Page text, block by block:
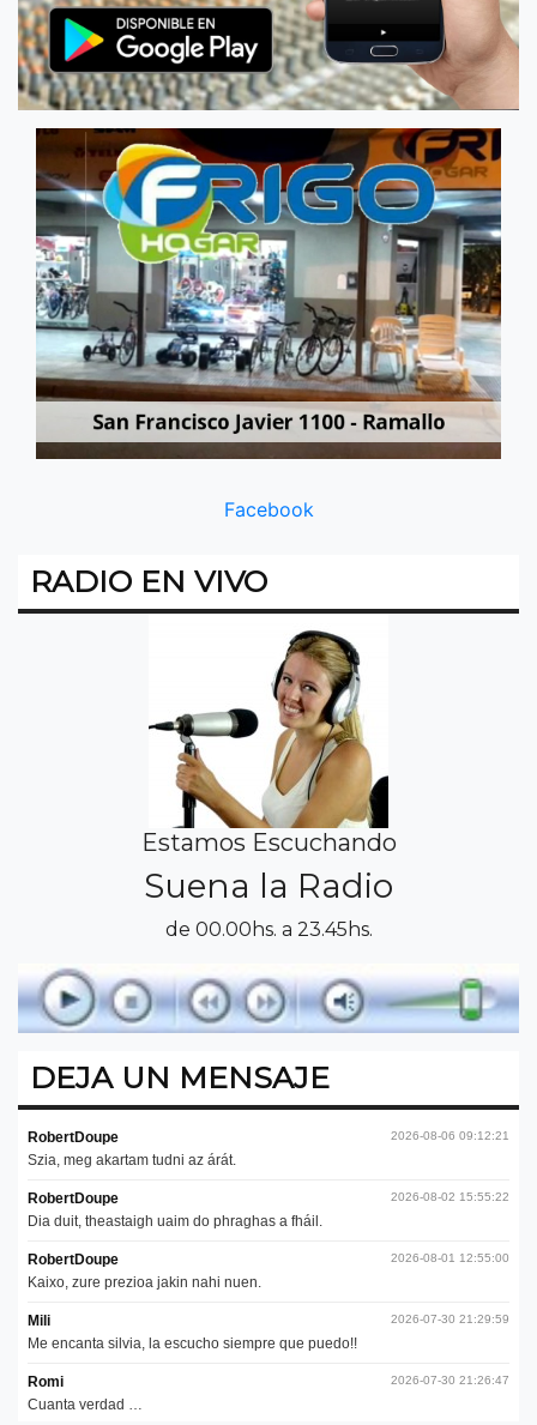
Facebook
RADIO EN VIVO
Estamos Escuchando
Suena la Radio
de 00.00hs. a 23.45hs.
DEJA UN MENSAJE